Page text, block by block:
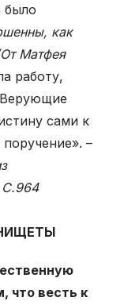
было
как
Матфея
работу,
сами к
–
С.964
что весть к